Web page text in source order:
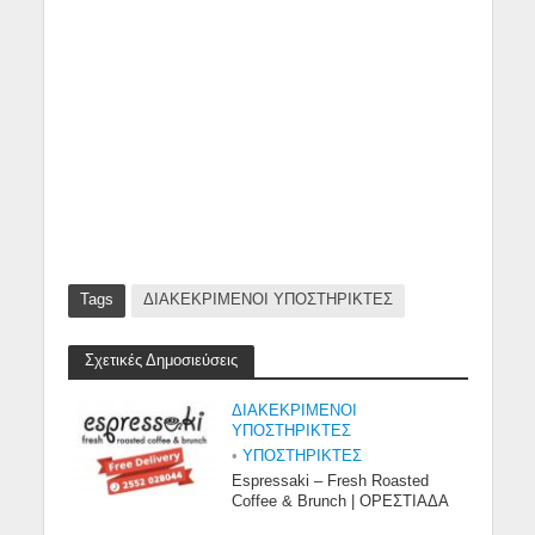
Tags ΔΙΑΚΕΚΡΙΜΕΝΟΙ ΥΠΟΣΤΗΡΙΚΤΕΣ
Σχετικές Δημοσιεύσεις
ΔΙΑΚΕΚΡΙΜΕΝΟΙ
ΥΠΟΣΤΗΡΙΚΤΕΣ
• ΥΠΟΣΤΗΡΙΚΤΕΣ
Espressaki – Fresh Roasted
Coffee & Brunch | ΟΡΕΣΤΙΑΔΑ